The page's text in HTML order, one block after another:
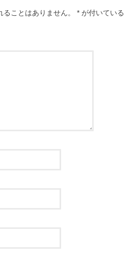
ことはありません。 * が付いている